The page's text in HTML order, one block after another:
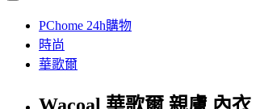
PChome 24h購物
時尚
華歌爾